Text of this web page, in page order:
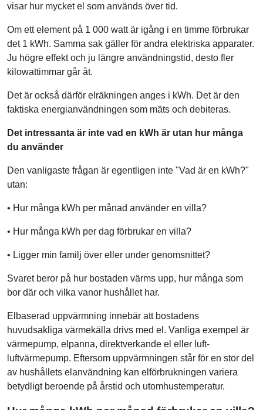
visar hur mycket el som används över tid.
Om ett element på 1 000 watt är igång i en timme förbrukar
det 1 kWh. Samma sak gäller för andra elektriska apparater.
Ju högre effekt och ju längre användningstid, desto fler
kilowattimmar går åt.
Det är också därför elräkningen anges i kWh. Det är den
faktiska energianvändningen som mäts och debiteras.
Det intressanta är inte vad en kWh är utan hur många
du använder
Den vanligaste frågan är egentligen inte "Vad är en kWh?"
utan:
• Hur många kWh per månad använder en villa?
• Hur många kWh per dag förbrukar en villa?
• Ligger min familj över eller under genomsnittet?
Svaret beror på hur bostaden värms upp, hur många som
bor där och vilka vanor hushållet har.
Elbaserad uppvärmning innebär att bostadens
huvudsakliga värmekälla drivs med el. Vanliga exempel är
värmepump, elpanna, direktverkande el eller luft-
luftvärmepump. Eftersom uppvärmningen står för en stor del
av hushållets elanvändning kan elförbrukningen variera
betydligt beroende på årstid och utomhustemperatur.